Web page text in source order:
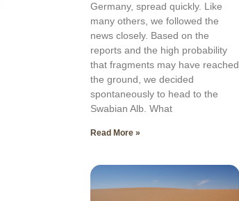
Germany, spread quickly. Like
many others, we followed the
news closely. Based on the
reports and the high probability
that fragments may have reached
the ground, we decided
spontaneously to head to the
Swabian Alb. What
Read More »